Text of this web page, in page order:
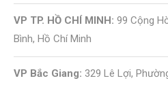
VP TP. HỒ CHÍ MINH: 99 Cộng
Bình, Hồ Chí Minh
VP Bắc Giang: 329 Lê Lợi,